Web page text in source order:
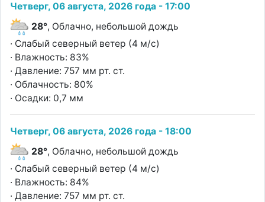
Четверг, 06 августа, 2026 года - 17:00
28°, Облачно, небольшой дождь
· Слабый северный ветер (4 м/с)
· Влажность: 83%
· Давление: 757 мм рт. ст.
· Облачность: 80%
· Осадки: 0,7 мм
Четверг, 06 августа, 2026 года - 18:00
28°, Облачно, небольшой дождь
· Слабый северный ветер (4 м/с)
· Влажность: 84%
· Давление: 757 мм рт. ст.